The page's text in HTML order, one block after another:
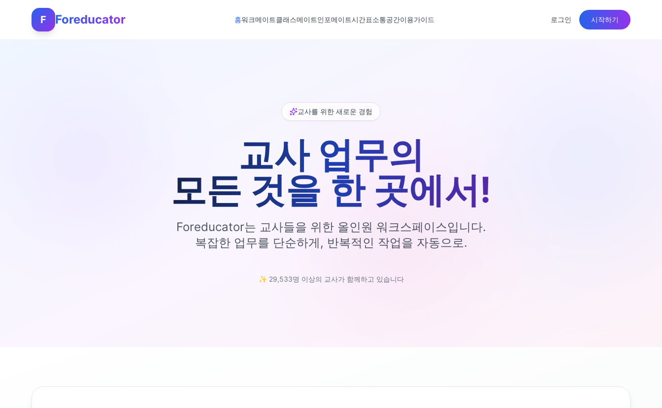
F Foreducator 홈워크메이트클래스메이트인포메이트시간표소통공간이용가이드 로그인 시작하기
교사를 위한 새로운 경험
교사 업무의
모든 것을 한 곳에서!
Foreducator는 교사들을 위한 올인원 워크스페이스입니다.
복잡한 업무를 단순하게, 반복적인 작업을 자동으로.
✨ 29,533명 이상의 교사가 함께하고 있습니다